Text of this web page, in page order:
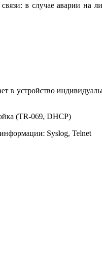
в случае аварии на
в устройство
(TR-069, DHCP)
Syslog, Telnet